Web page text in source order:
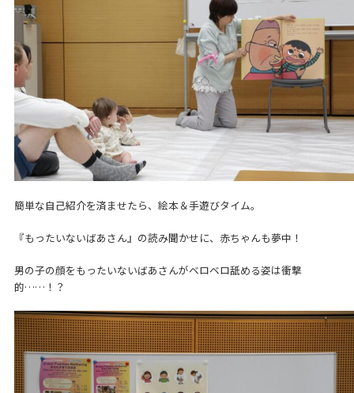
簡単な自己紹介を済ませたら、絵本＆手遊びタイム。
『もったいないばあさん』の読み聞かせに、赤ちゃんも夢中！
男の子の顔をもったいないばあさんがベロベロ舐める姿は衝撃
的……！？